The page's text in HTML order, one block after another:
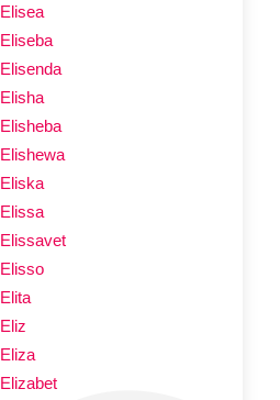
Elisea
Eliseba
Elisenda
Elisha
Elisheba
Elishewa
Eliska
Elissa
Elissavet
Elisso
Elita
Eliz
Eliza
Elizabet